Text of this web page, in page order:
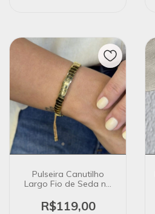
Pulseira Canutilho
Largo Fio de Seda no
R$119,00